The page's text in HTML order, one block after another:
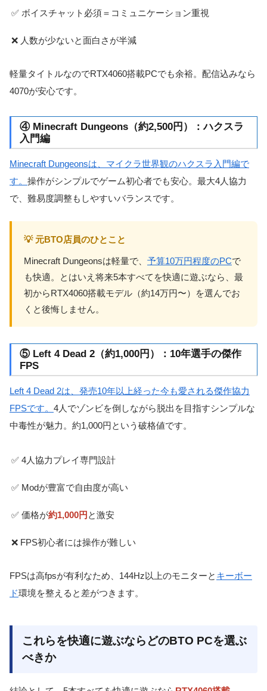
✅ ボイスチャット必須＝コミュニケーション重視
❌ 人数が少ないと面白さが半減
軽量タイトルなのでRTX4060搭載PCでも余裕。配信込みなら
4070が安心です。
④ Minecraft Dungeons（約2,500円）：ハクスラ
入門編
Minecraft Dungeonsは、マイクラ世界観のハクスラ入門編で
す。 操作がシンプルでゲーム初心者でも安心。最大4人協力
で、難易度調整もしやすいバランスです。
💡 元BTO店員のひとこと
Minecraft Dungeonsは軽量で、 予算10万円程度のPCで
も快適。とはいえ将来5本すべてを快適に遊ぶなら、最
初からRTX4060搭載モデル（約14万円〜）を選んでお
くと後悔しません。
⑤ Left 4 Dead 2（約1,000円）：10年選手の傑作
FPS
Left 4 Dead 2は、発売10年以上経った今も愛される傑作協力
FPSです。 4人でゾンビを倒しながら脱出を目指すシンプルな
中毒性が魅力。約1,000円という破格値です。
✅ 4人協力プレイ専門設計
✅ Modが豊富で自由度が高い
✅ 価格が約1,000円 と激安
❌ FPS初心者には操作が難しい
FPSは高fpsが有利なため、144Hz以上のモニターと キーボー
ド環境を整えると差がつきます。
これらを快適に遊ぶならどのBTO PCを選ぶ
べきか